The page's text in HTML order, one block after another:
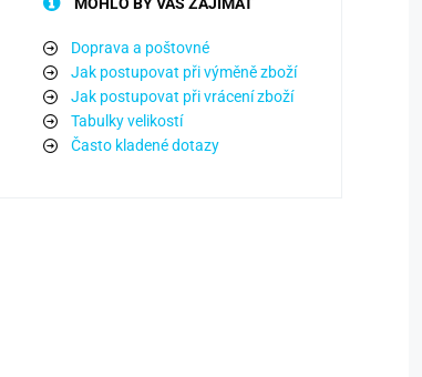
Doprava a poštovné
Jak postupovat při výměně zboží
Jak postupovat při vrácení zboží
Tabulky velikostí
Často kladené dotazy